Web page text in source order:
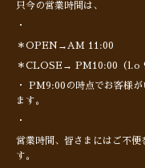
只今の営業時間は、
・
＊OPEN→AM 11:00
＊CLOSE→ PM10:00（l.o
・ PM9:00の時点でお客様
ます。
・
営業時間、皆さまにはご不便
す。